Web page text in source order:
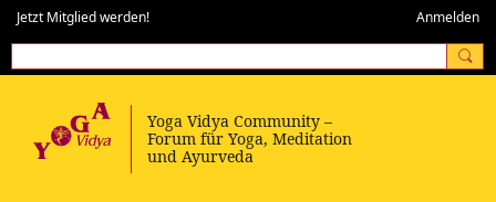
Jetzt Mitglied werden! Anmelden